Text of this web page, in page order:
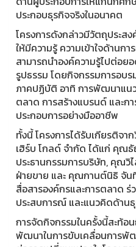
ประกอบธุรกิจจริงในอนาคต
โครงการดังกล่าวมีวัตถุประ
ให้มีความรู้ ความเข้าใจด้านก
สามารถนำองค์ความรู้ไปต่อย
รูปธรรม โดยกิจกรรมการอบ
ภาคปฏิบัติ อาทิ การพัฒนาแน
ตลาด การสร้างแบรนด์ และก
ประกอบการอย่างมืออาชีพ
ทั้งนี้ โครงการได้รับเกียรติจ
เฮิร์บ โกลด์ จำกัด ได้แก่
ประธานกรรมการบริษัท, คุณวิ
ฝ่ายขาย และ คุณกานต์นิธิ จั
สื่อสารองค์กรและการตลาด
ประสบการณ์ และแนวคิดด้าน
การจัดกิจกรรมในครั้งนี้สะท้อ
พัฒนาในการขับเคลื่อนการ